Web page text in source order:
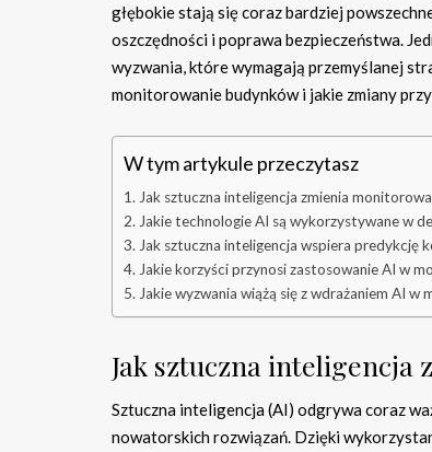
głębokie stają się coraz bardziej
oszczędności i poprawa bezpieczeństwa.
wyzwania, które wymagają przemyślanej
monitorowanie budynków i jakie zmiany
W tym artykule przeczytasz
Jak sztuczna inteligencja zmienia
Jakie technologie AI są wykorzystywane w
Jak sztuczna inteligencja wspiera predykcję
Jakie korzyści przynosi zastosowanie AI w
Jakie wyzwania wiążą się z wdrażaniem AI
Jak sztuczna
Sztuczna inteligencja (AI) odgrywa coraz
nowatorskich rozwiązań. Dzięki